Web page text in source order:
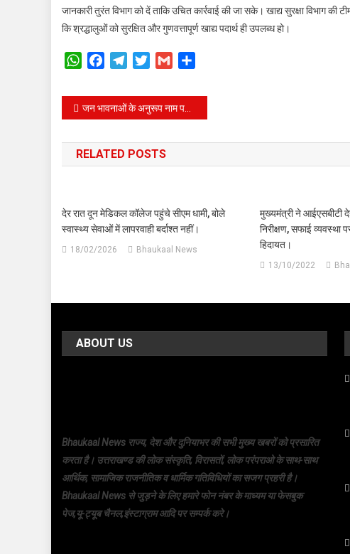
जानकारी तुरंत विभाग को दें ताकि उचित कार्रवाई की जा सके। खाद्य सुरक्षा विभाग की
कि श्रद्धालुओं को सुरक्षित और गुणवत्तापूर्ण खाद्य पदार्थ ही उपलब्ध हो।
WhatsAppFacebookTelegramTwitterGmail
Post
navigation
जन भावनाओं के अनुरूप नाम परिवर्तन करने पर हरिद्वार के जनमानस ने किया मुख्यमंत्री धामी का आभार व्यक्त।
RELATED POSTS
देर रात दून मेडिकल कॉलेज पहुंचे सीएम धामी, बोले
स्वास्थ्य सेवाओं में लापरवाही बर्दाश्त नहीं।
18/02/2026 Bhaukaal News
मुख्यमंत्री ने आईएसबीटी
निरीक्षण, सफाई व्यवस्था
हिदायत।
13/10/2022
ABOUT US
Bhaukaal News राज्य, देश और दुनियाभर की सभी मुख्य खबरों को प्रसारित
करता है। उत्तराखण्ड की लोक संस्कृति, विरासतों, लोक परंपराओ के साथ-साथ
आर्थिक, सामाजिक राजनीतिक व धार्मिक गतिविधियों का सजग प्रहरी है।
Bhaukaal News से जुड़ने के लिए हमारे फोन नंबर के माध्यम या फेसबुक
पेज,यू-ट्यूब चैनल,इंस्टाग्राम आदि पर सम्पर्क करे।